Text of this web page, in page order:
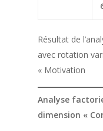
Résultat de
avec rotation
« Motivation
Analyse
dimension «